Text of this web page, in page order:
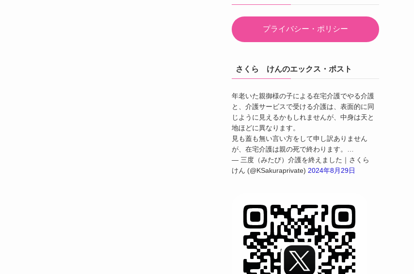
プライバシー・ポリシー
さくら けんのエックス・ポスト
年老いた親御様の子による在宅介護でやる介護
と、介護サービスで受ける介護は、表面的に同
じように見えるかもしれませんが、中身は天と
地ほどに異なります。
見も蓋も無い言い方をして申し訳ありません
が、在宅介護は親の死で終わります。…
— 三度（みたび）介護を終えました｜さくら
けん (@KSakuraprivate) 2024年8月29日